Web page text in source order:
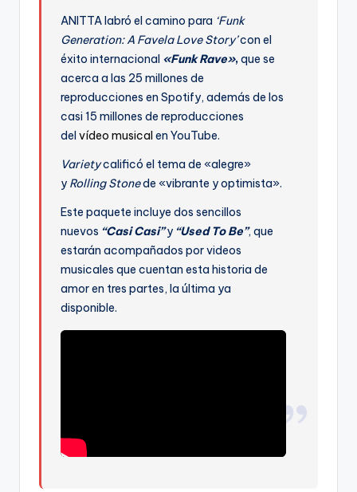
ANITTA labró el camino para ‘Funk
Generation: A Favela Love Story’con el
éxito internacional «Funk Rave»,que se
acerca a las 25 millones de
reproducciones en Spotify, además de los
casi 15 millones de reproducciones
delvídeo musical en YouTube.
Varietycalificó el tema de «alegre»
y Rolling Stonede «vibrante y optimista».
Este paquete incluye dos sencillos
nuevos “Casi Casi” y “Used To Be”, que
estarán acompañados por videos
musicales que cuentan esta historia de
amor en tres partes, la última ya
disponible.